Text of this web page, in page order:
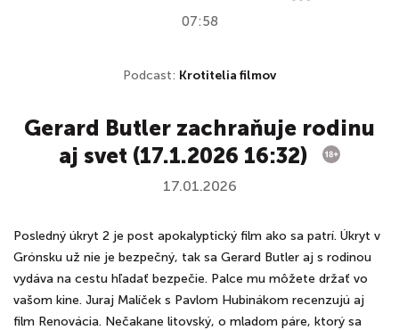
07:58
Podcast: Krotitelia filmov
Gerard Butler zachraňuje rodinu
aj svet (17.1.2026 16:32)
17.01.2026
Posledný úkryt 2 je post apokalyptický film ako sa patrí. Úkryt v
Grónsku už nie je bezpečný, tak sa Gerard Butler aj s rodinou
vydáva na cestu hľadať bezpečie. Palce mu môžete držať vo
vašom kine. Juraj Malíček s Pavlom Hubinákom recenzujú aj
film Renovácia. Nečakane litovský, o mladom páre, ktorý sa